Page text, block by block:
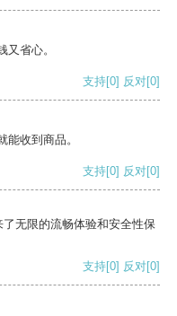
省心。
支持[0] 反对[0]
收到商品。
支持[0] 反对[0]
无限的流畅体验和安全性保
支持[0] 反对[0]